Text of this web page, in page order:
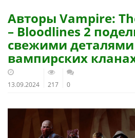
Авторы Vampire:
– Bloodlines 2
свежими
вампирских
13.09.2024 217 0